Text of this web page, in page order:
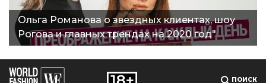
Ольга Романова о звездных клиентах, шоу
Рогова и главных трендах на 2020 год"
ПОИСК